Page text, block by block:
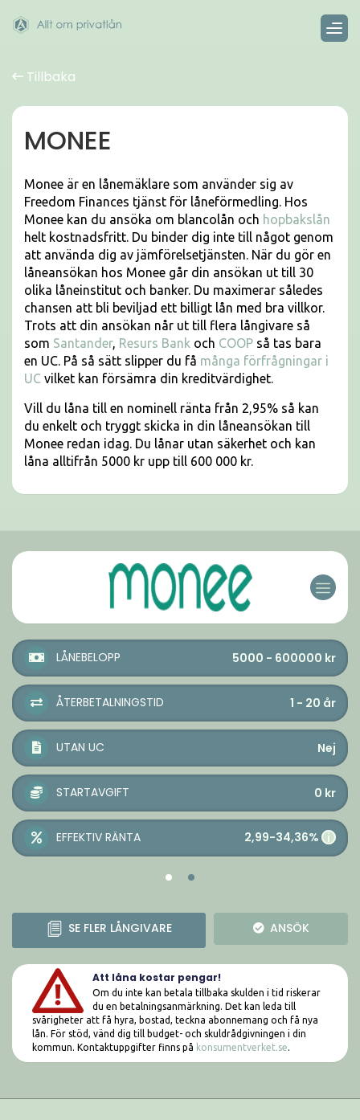
Tillbaka
MONEE
Monee är en lånemäklare som använder sig av
Freedom Finances tjänst för låneförmedling. Hos
Monee kan du ansöka om blancolån och hopbakslån
helt kostnadsfritt. Du binder dig inte till något genom
att använda dig av jämförelsetjänsten. När du gör en
låneansökan hos Monee går din ansökan ut till 30
olika låneinstitut och banker. Du maximerar således
chansen att bli beviljad ett billigt lån med bra villkor.
Trots att din ansökan når ut till flera långivare så
som Santander, Resurs Bank och COOP så tas bara
en UC. På så sätt slipper du få många förfrågningar i
UC vilket kan försämra din kreditvärdighet.
Vill du låna till en nominell ränta från 2,95% så kan
du enkelt och tryggt skicka in din låneansökan till
Monee redan idag. Du lånar utan säkerhet och kan
låna alltifrån 5000 kr upp till 600 000 kr.
LÅNEBELOPP 5000 - 600000 kr
ÅTERBETALNINGSTID 1 - 20 år
UTAN UC Nej
STARTAVGIFT 0 kr
EFFEKTIV RÄNTA 2,99-34,36% i
SE FLER LÅNGIVARE ANSÖK
Att låna kostar pengar!
Om du inte kan betala tillbaka skulden i tid riskerar
du en betalningsanmärkning. Det kan leda till
svårigheter att få hyra, bostad, teckna abonnemang och få nya
lån. För stöd, vänd dig till budget- och skuldrådgivningen i din
kommun. Kontaktuppgifter finns på konsumentverket.se.